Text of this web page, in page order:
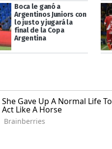
Boca le ganó a
Argentinos Juniors con
lo justo y jugará la
final de la Copa
Argentina